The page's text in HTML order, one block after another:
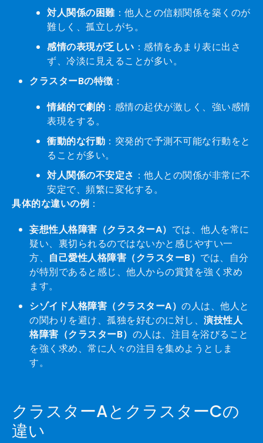
対人関係の困難：他人との信頼関係を築くのが
難しく、孤立しがち。
感情の表現が乏しい ：感情をあまり表に出さ
ず、冷淡に見えることが多い。
クラスターBの特徴 ：
情緒的で劇的 ：感情の起伏が激しく、強い感情
表現をする。
衝動的な行動 ：突発的で予測不可能な行動をと
ることが多い。
対人関係の不安定さ ：他人との関係が非常に不
安定で、頻繁に変化する。
具体的な違いの例 ：
妄想性人格障害（クラスターA） では、他人を常に
疑い、裏切られるのではないかと感じやすい一
方、 自己愛性人格障害（クラスターB） では、自分
が特別であると感じ、他人からの賞賛を強く求め
ます。
シゾイド人格障害（クラスターA） の人は、他人と
の関わりを避け、孤独を好むのに対し、 演技性人
格障害（クラスターB） の人は、注目を浴びること
を強く求め、常に人々の注目を集めようとしま
す。
クラスターAとクラスターCの
違い